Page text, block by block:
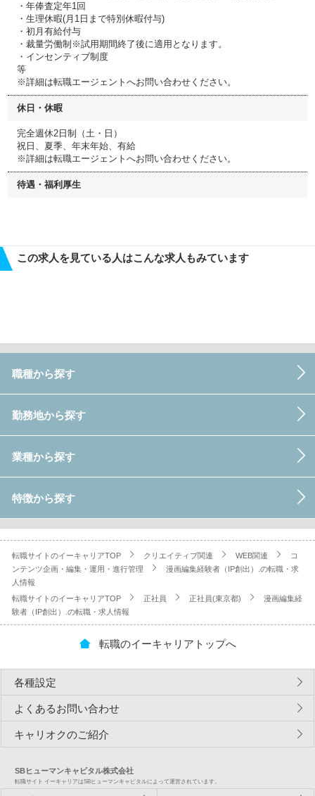
・年俸査定年1回
・生理休暇(月1日まで特別休暇付与)
・初月有給付与
・裁量労働制※試用期間終了後に適用となります。
・インセンティブ制度
等
※詳細は転職エージェントへお問い合わせください。
休日・休暇
完全週休2日制（土・日）
祝日、夏季、年末年始、有給
※詳細は転職エージェントへお問い合わせください。
待遇・福利厚生
この求人を見ている人はこんな求人もみています
職種から探す
勤務地から探す
業種から探す
特徴から探す
転職サイトのイーキャリアTOP クリエイティブ関連 WEB関連
コ
ンテンツ企画・編集・運用・進行管理
漫画編集経験者（IP創出）.の転職・求
人情報
転職サイトのイーキャリアTOP
正社員 正社員(東京都)
漫画編集経
験者（IP創出）.の転職・求人情報
転職のイーキャリアトップへ
各種設定
よくあるお問い合わせ
キャリオクのご紹介
SBヒューマンキャピタル株式会社
転職サイト イーキャリアはSBヒューマンキャピタルによって運営されています。